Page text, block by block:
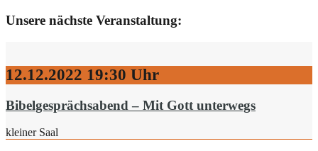
Unsere nächste Veranstaltung:
12.12.2022 19:30 Uhr
Bibelgesprächsabend – Mit Gott unterwegs
kleiner Saal